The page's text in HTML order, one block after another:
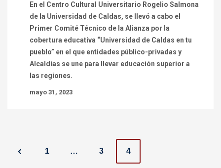
En el Centro Cultural Universitario Rogelio Salmona
de la Universidad de Caldas, se llevó a cabo el
Primer Comité Técnico de la Alianza por la
cobertura educativa “Universidad de Caldas en tu
pueblo” en el que entidades público-privadas y
Alcaldías se une para llevar educación superior a
las regiones.
mayo 31, 2023
P
1 … 3 4